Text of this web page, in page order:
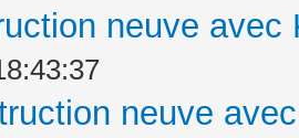
neuve avec
neuve